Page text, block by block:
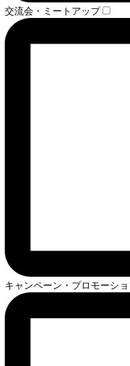
交流会・ミートアップ
キャンペーン・プロモーシ